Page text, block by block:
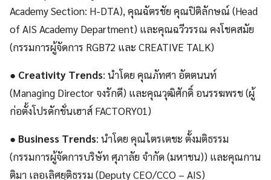
Academy Section: H-DTA), คุณฉัตรชัย คุณปิติลักษณ์ (Head
of AIS Academy Department) และคุณฉวีวรรณ คงโชคสมัย
(กรรมการผู้จัดการ RGB72 และ CREATIVE TALK)
● Creativity Trends: นำโดย คุณภัทศา อัตตนนท์
(Managing Director จงรักดี) และคุณวุฒิศักดิ์ อนรรฆพรช (ผู้
ก่อตั้งโปรดักชั่นเฮาส์ FACTORY01)
● Business Trends: นำโดย คุณไตรเตชะ ตั้งมติธรรม
(กรรมการผู้จัดการบริษัท ศุภาลัย จำกัด (มหาชน)) และคุณกาน
ติมา เลอเลิศยุติธรรม (Deputy CEO/CCO – AIS)